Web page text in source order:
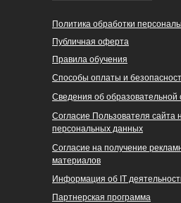
Политика обработки
Публичная оферта
Способы оплаты и
Сведения об образовательной
Правила обучения
Согласие Пользователя сайта
персональных данных
Cогласие на получение
материалов
Информация об IT
Партнерская программа